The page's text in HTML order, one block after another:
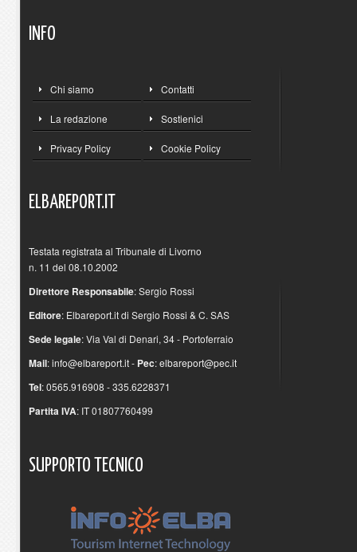
INFO
Chi siamo Contatti
La redazione Sostienici
Privacy Policy Cookie Policy
ELBAREPORT.IT
Testata registrata al Tribunale di Livorno
n. 11 del 08.10.2002
Direttore Responsabile: Sergio Rossi
Editore: Elbareport.it di Sergio Rossi & C. SAS
Sede legale: Via Val di Denari, 34 - Portoferraio
Mail:info@elbareport.it- Pec:elbareport@pec.it
Tel: 0565.916908 - 335.6228371
Partita IVA: IT 01807760499
SUPPORTO TECNICO